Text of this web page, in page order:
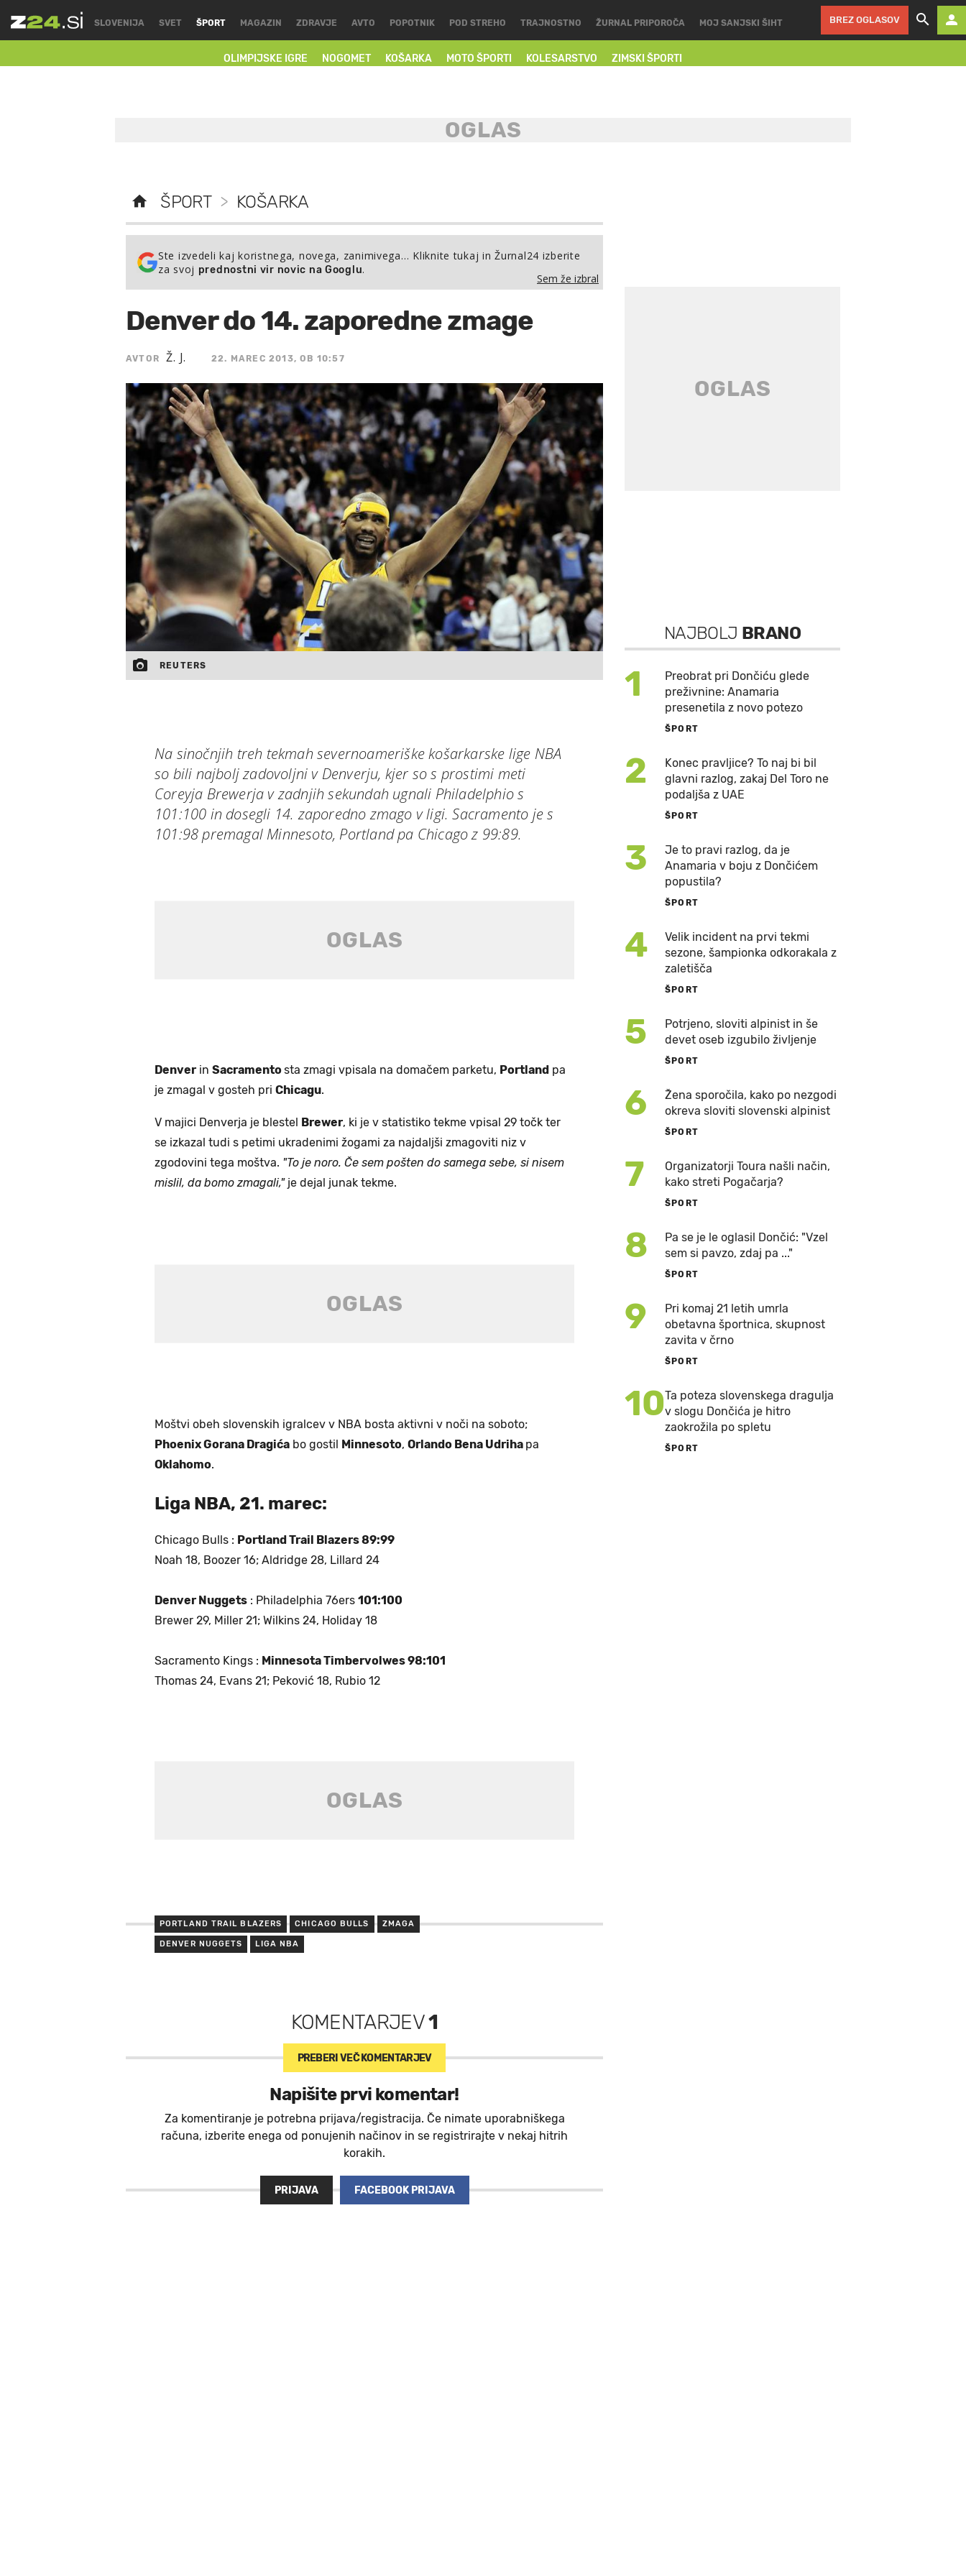
SLOVENIJA SVET ŠPORT
OLIMPIJSKE IGRE NOGOMET KOŠARKA MOTO ŠPORTI KOLESARSTVO ZIMSKI ŠPORTI
MAGAZIN ZDRAVJE AVTO POPOTNIK POD STREHO TRAJNOSTNO ŽURNAL PRIPOROČA MOJ SANJSKI ŠIHT BREZ OGLASOV
ŠPORT > KOŠARKA
Ste izvedeli kaj koristnega, novega, zanimivega… Kliknite tukaj in Žurnal24 izberite
za svoj prednostni vir novic na Googlu.
Sem že izbral
Denver do 14. zaporedne zmage
AVTOR Ž. J. 22. MAREC 2013, OB 10:57
REUTERS
Na sinočnjih treh tekmah severnoameriške košarkarske lige NBA
so bili najbolj zadovoljni v Denverju, kjer so s prostimi meti
Coreyja Brewerja v zadnjih sekundah ugnali Philadelphio s
101:100 in dosegli 14. zaporedno zmago v ligi. Sacramento je s
101:98 premagal Minnesoto, Portland pa Chicago z 99:89.
Denver in Sacramentosta zmagi vpisala na domačem parketu, Portland pa
je zmagal v gosteh pri Chicagu.
V majici Denverja je blestel Brewer, ki je v statistiko tekme vpisal 29 točk ter
se izkazal tudi s petimi ukradenimi žogami za najdaljši zmagoviti niz v
zgodovini tega moštva. "To je noro. Če sem pošten do samega sebe, si nisem
mislil, da bomo zmagali," je dejal junak tekme.
Moštvi obeh slovenskih igralcev v NBA bosta aktivni v noči na soboto;
Phoenix Gorana Dragića bo gostil Minnesoto, Orlando Bena Udriha pa
Oklahomo.
Liga NBA, 21. marec:
Chicago Bulls : Portland Trail Blazers 89:99
Noah 18, Boozer 16; Aldridge 28, Lillard 24
Denver Nuggets : Philadelphia 76ers 101:100
Brewer 29, Miller 21; Wilkins 24, Holiday 18
Sacramento Kings : Minnesota Timbervolwes 98:101
Thomas 24, Evans 21; Peković 18, Rubio 12
PORTLAND TRAIL BLAZERS CHICAGO BULLS ZMAGA
DENVER NUGGETS LIGA NBA
KOMENTARJEV1
PREBERI VEČ KOMENTARJEV
Napišite prvi komentar!
Za komentiranje je potrebna prijava/registracija. Če nimate uporabniškega
računa, izberite enega od ponujenih načinov in se registrirajte v nekaj hitrih
korakih.
PRIJAVA FACEBOOK PRIJAVA
NAJBOLJ BRANO
1
Preobrat pri Dončiću glede
preživnine: Anamaria
presenetila z novo potezo
ŠPORT
2
Konec pravljice? To naj bi bil
glavni razlog, zakaj Del Toro ne
podaljša z UAE
ŠPORT
3
Je to pravi razlog, da je
Anamaria v boju z Dončićem
popustila?
ŠPORT
4
Velik incident na prvi tekmi
sezone, šampionka odkorakala z
zaletišča
ŠPORT
5
Potrjeno, sloviti alpinist in še
devet oseb izgubilo življenje
ŠPORT
6
Žena sporočila, kako po nezgodi
okreva sloviti slovenski alpinist
ŠPORT
7
Organizatorji Toura našli način,
kako streti Pogačarja?
ŠPORT
8
Pa se je le oglasil Dončić: "Vzel
sem si pavzo, zdaj pa ..."
ŠPORT
9
Pri komaj 21 letih umrla
obetavna športnica, skupnost
zavita v črno
ŠPORT
10Ta poteza slovenskega dragulja
v slogu Dončića je hitro
zaokrožila po spletu
ŠPORT